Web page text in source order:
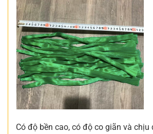
Có độ bền cao, có độ co giãn và